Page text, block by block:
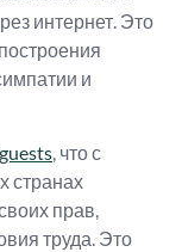
интернет. Это
и
, что с
странах
прав,
труда. Это